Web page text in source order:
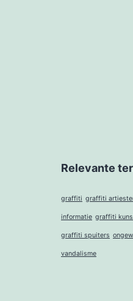
Relevante
graffiti graffiti
informatie graffiti
graffiti spuiters
vandalisme